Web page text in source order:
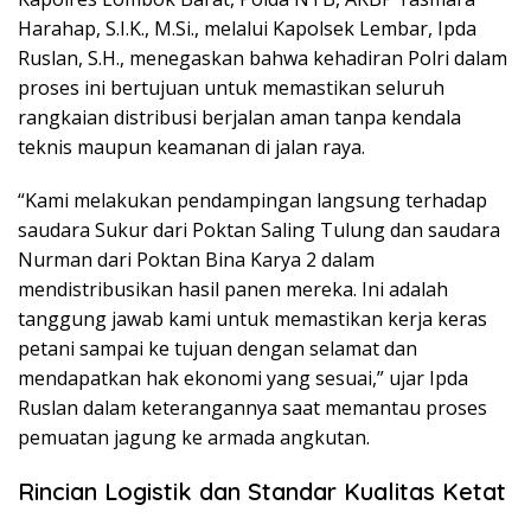
Harahap, S.I.K., M.Si., melalui Kapolsek Lembar, Ipda
Ruslan, S.H., menegaskan bahwa kehadiran Polri dalam
proses ini bertujuan untuk memastikan seluruh
rangkaian distribusi berjalan aman tanpa kendala
teknis maupun keamanan di jalan raya.
“Kami melakukan pendampingan langsung terhadap
saudara Sukur dari Poktan Saling Tulung dan saudara
Nurman dari Poktan Bina Karya 2 dalam
mendistribusikan hasil panen mereka. Ini adalah
tanggung jawab kami untuk memastikan kerja keras
petani sampai ke tujuan dengan selamat dan
mendapatkan hak ekonomi yang sesuai,” ujar Ipda
Ruslan dalam keterangannya saat memantau proses
pemuatan jagung ke armada angkutan.
Rincian Logistik dan Standar Kualitas Ketat